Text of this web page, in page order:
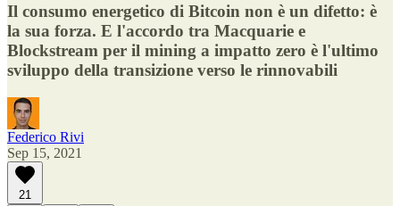
Il consumo energetico di Bitcoin non è un difetto: è
la sua forza. E l'accordo tra Macquarie e
Blockstream per il mining a impatto zero è l'ultimo
sviluppo della transizione verso le rinnovabili
Federico Rivi
Sep 15, 2021
21